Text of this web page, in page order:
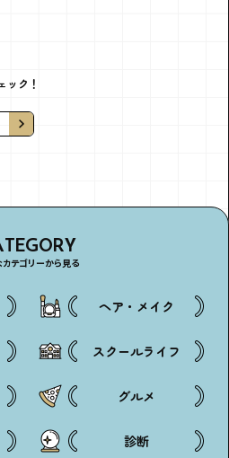
ック！
テゴリーから見る
ヘア・メイク
スクールライフ
グルメ
診断